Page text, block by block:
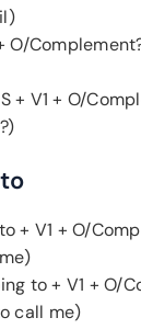
O/
+ V1 + O/
+ V1 + O/
to + V1 + O/
call me)